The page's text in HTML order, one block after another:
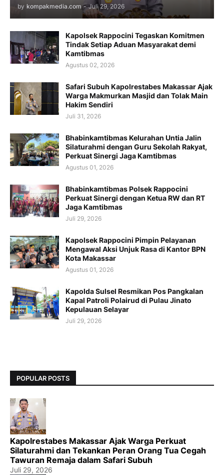
by kompakmedia.com - Juli 29, 2026
Kapolsek Rappocini Tegaskan Komitmen
Tindak Setiap Aduan Masyarakat demi
Kamtibmas
Agustus 02, 2026
Safari Subuh Kapolrestabes Makassar Ajak
Warga Makmurkan Masjid dan Tolak Main
Hakim Sendiri
Juli 31, 2026
Bhabinkamtibmas Kelurahan Untia Jalin
Silaturahmi dengan Guru Sekolah Rakyat,
Perkuat Sinergi Jaga Kamtibmas
Agustus 01, 2026
Bhabinkamtibmas Polsek Rappocini
Perkuat Sinergi dengan Ketua RW dan RT
Jaga Kamtibmas
Juli 29, 2026
Kapolsek Rappocini Pimpin Pelayanan
Mengawal Aksi Unjuk Rasa di Kantor BPN
Kota Makassar
Agustus 01, 2026
Kapolda Sulsel Resmikan Pos Pangkalan
Kapal Patroli Polairud di Pulau Jinato
Kepulauan Selayar
Juli 29, 2026
POPULAR POSTS
Kapolrestabes Makassar Ajak Warga Perkuat
Silaturahmi dan Tekankan Peran Orang Tua Cegah
Tawuran Remaja dalam Safari Subuh
Juli 29, 2026